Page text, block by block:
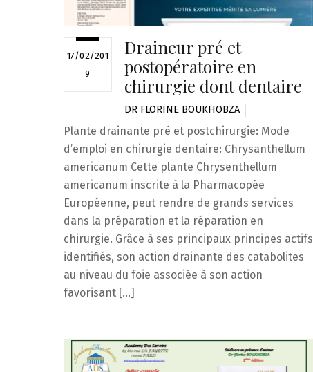
17/02/201
9
Draineur pré et
postopératoire en
chirurgie dont dentaire
DR FLORINE BOUKHOBZA
Plante drainante pré et postchirurgie: Mode
d’emploi en chirurgie dentaire: Chrysanthellum
americanum Cette plante Chrysenthellum
americanum inscrite à la Pharmacopée
Européenne, peut rendre de grands services
dans la préparation et la réparation en
chirurgie. Grâce à ses principaux principes actifs
identifiés, son action drainante des catabolites
au niveau du foie associée à son action
favorisant […]